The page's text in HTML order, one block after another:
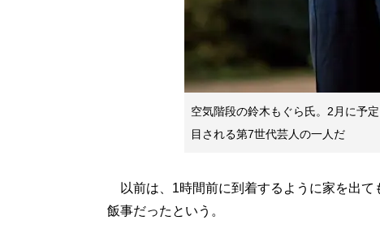
空気階段の鈴木もぐら氏。2月に予
目される第7世代芸人の一人だ
以前は、1時間前に到着するように家を出て
飯事だったという。